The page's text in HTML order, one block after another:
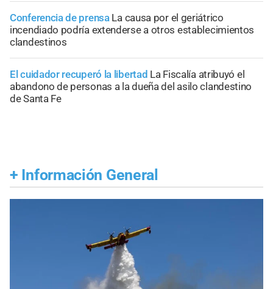
Conferencia de prensa La causa por el geriátrico
incendiado podría extenderse a otros establecimientos
clandestinos
El cuidador recuperó la libertad La Fiscalía atribuyó el
abandono de personas a la dueña del asilo clandestino
de Santa Fe
+ Información General